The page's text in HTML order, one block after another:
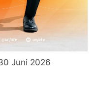
Juni 2026